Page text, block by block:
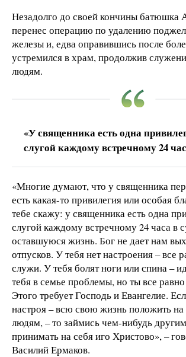
Незадолго до своей кончины батюшка
перенес операцию по удалению
железы и, едва оправившись после
устремился в храм, продолжив
людям.
«У священника есть одна
слугой каждому встречному 24
«Многие думают, что у священника
есть какая-то привилегия или особая
тебе скажу: у священника есть одна
слугой каждому встречному 24 часа в
оставшуюся жизнь. Бог не дает нам
отпусков. У тебя нет настроения – все
служи. У тебя болят ноги или спина –
тебя в семье проблемы, но ты все
Этого требует Господь и Евангелие.
настроя – всю свою жизнь положить
людям, – то займись чем-нибудь
принимать на себя иго Христово», –
Василий Ермаков.